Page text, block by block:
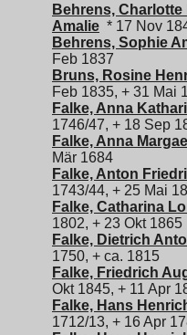
Behrens, Charlotte
Amalie * 17 Nov
Behrens, Sophie
Feb 1837
Bruns, Rosine
Feb 1835, + 31 Mai
Falke, Anna
1746/47, + 18 Sep
Falke, Anna
Mär 1684
Falke, Anton
1743/44, + 25 Mai
Falke, Catharina
1802, + 23 Okt 1865
Falke, Dietrich
1750, + ca. 1815
Falke, Friedrich
Okt 1845, + 11 Apr
Falke, Hans
1712/13, + 16 Apr